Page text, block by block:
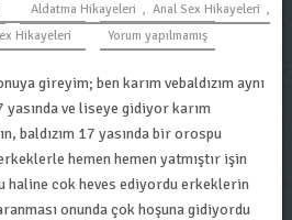
Aldatma Hikayeleri , Anal Sex Hikayeleri ,
Hikayeleri Yorum yapılmamış
gireyim; ben karım vebaldızım aynı
yasında ve liseye gidiyor karım
baldızım 17 yasında bir orospu
hemen hemen yatmıştır işin
haline cok heves ediyordu erkeklerin
onunda çok hoşuna gidiyordu